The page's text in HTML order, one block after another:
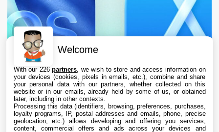
Welcome
With our 226partners , we wish to store and access information on
your devices (cookies, pixels in emails, etc.), combine and share
your personal data with our partners, whether collected on this
website or in our emails, already held by some of us, or obtained
later, including in other contexts.
Processing this data (identifiers, browsing, preferences, purchases,
loyalty programs, IP, postal addresses and emails, phone, precise
geolocation, etc.) allows developing and offering you services,
content, commercial offers and ads across your devices and